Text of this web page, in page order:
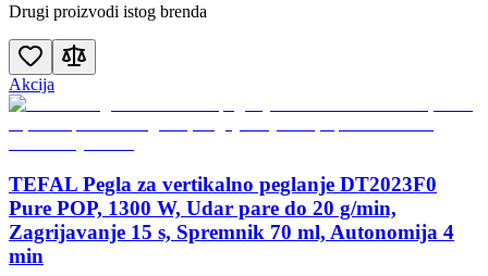
Drugi proizvodi istog brenda
Akcija
TEFAL Pegla za vertikalno peglanje DT2023F0
Pure POP, 1300 W, Udar pare do 20 g/min,
Zagrijavanje 15 s, Spremnik 70 ml, Autonomija 4
min